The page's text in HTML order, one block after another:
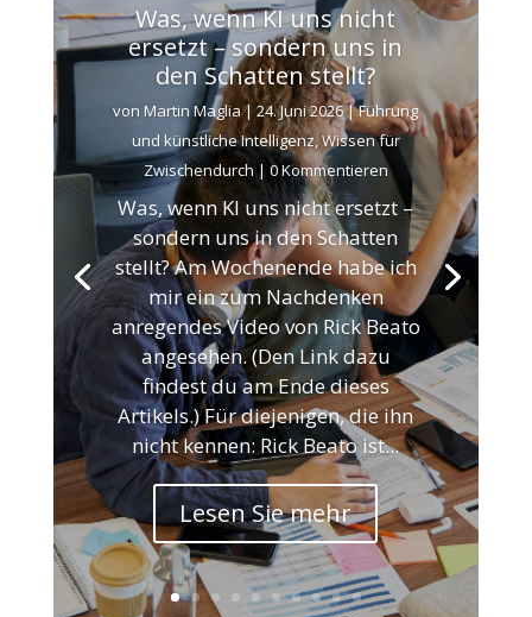
Was, wenn KI uns nicht
ersetzt – sondern uns in
den Schatten stellt?
von Martin Maglia|24. Juni 2026|Führung
und künstliche Intelligenz,Wissen für
Zwischendurch | 0 Kommentieren
Was, wenn KI uns nicht ersetzt –
sondern uns in den Schatten
stellt? Am Wochenende habe ich
mir ein zum Nachdenken
anregendes Video von Rick Beato
angesehen. (Den Link dazu
findest du am Ende dieses
Artikels.) Für diejenigen, die ihn
nicht kennen: Rick Beato ist...
Lesen Sie mehr